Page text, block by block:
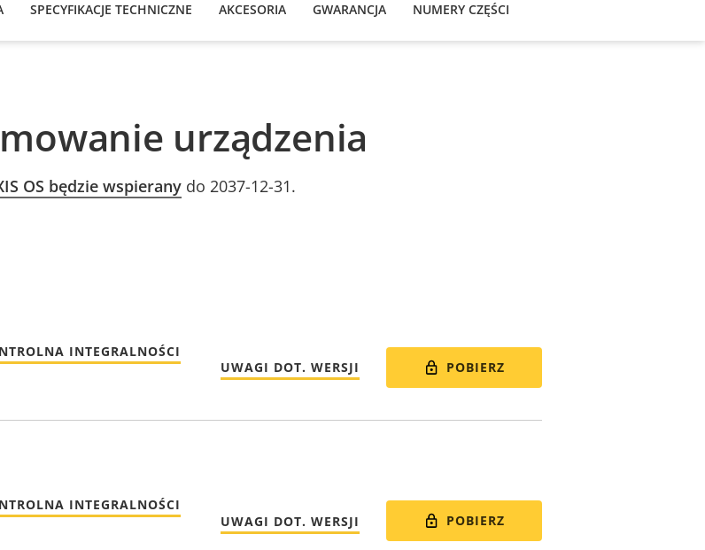
SPECYFIKACJE TECHNICZNE AKCESORIA GWARANCJA NUMERY CZĘŚCI
urządzenia
OS będzie wspieranydo 2037-12-31.
INTEGRALNOŚCI
UWAGI DOT. WERSJI POBIERZ
INTEGRALNOŚCI
UWAGI DOT. WERSJI POBIERZ